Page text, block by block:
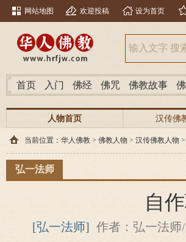
网站地图 欢迎投稿 设为首页
首页 入门 佛经 佛咒 佛教故事
人物首页 汉传佛
当前位置： 华人佛教 > 佛教人物 > 汉传佛教人物 >
弘一法师
自
[弘一法师] 作者：弘一法师